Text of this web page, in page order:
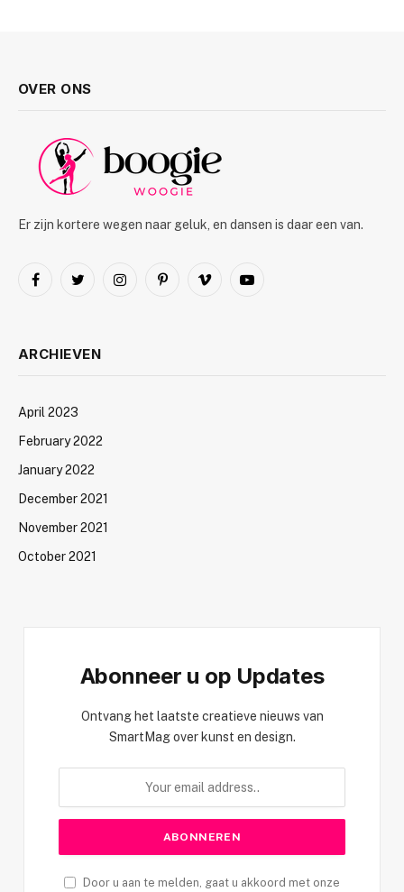
OVER ONS
Er zijn kortere wegen naar geluk, en dansen is daar een van.
FacebookTwitterInstagramPinterestVimeo YouTube
ARCHIEVEN
April 2023
February 2022
January 2022
December 2021
November 2021
October 2021
Abonneer u op Updates
Ontvang het laatste creatieve nieuws van
SmartMag over kunst en design.
Door u aan te melden, gaat u akkoord met onze